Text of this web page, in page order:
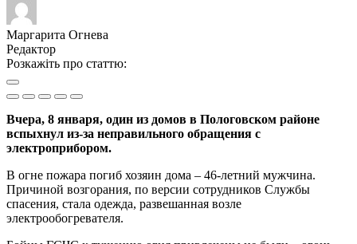
Маргарита Огнева
Редактор
Розкажіть про статтю:
Вчера, 8 января, один из домов в Пологовском районе
вспыхнул из-за неправильного обращения с
электроприбором.
В огне пожара погиб хозяин дома – 46-летний мужчина.
Причиной возгорания, по версии сотрудников Службы
спасения, стала одежда, развешанная возле
электрообогревателя.